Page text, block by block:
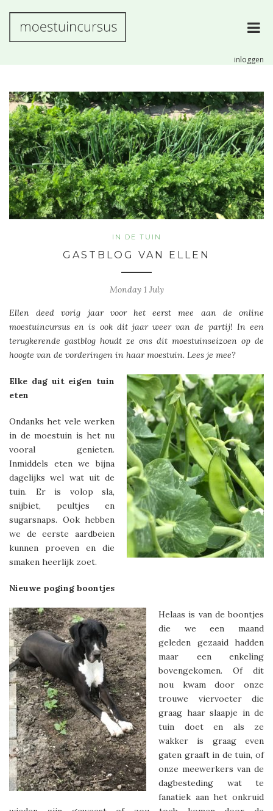
ÉÉN
SEIZOEN
EEN
PRODUCTIEVE
MOESTUIN
AANLEGGEN!
inloggen
IN DE TUIN
GASTBLOG VAN ELLEN
Monday 1 July
Ellen deed vorig jaar voor het eerst mee aan de online
moestuincursus en is ook dit jaar weer van de partij! In een
terugkerende gastblog houdt ze ons dit moestuinseizoen op de
hoogte van de vorderingen in haar moestuin. Lees je mee?
Elke dag uit eigen tuin
eten
Ondanks het vele werken
in de moestuin is het nu
vooral genieten.
Inmiddels eten we bijna
dagelijks wel wat uit de
tuin. Er is volop sla,
snijbiet, peultjes en
sugarsnaps. Ook hebben
we de eerste aardbeien
kunnen proeven en die
smaken heerlijk zoet.
Nieuwe poging boontjes
Helaas is van de boontjes
die we een maand
geleden gezaaid hadden
maar een enkeling
bovengekomen. Of dit
nou kwam door onze
trouwe viervoeter die
graag haar slaapje in de
tuin doet en als ze
wakker is graag even
gaten graaft in de tuin, of
onze meewerkers van de
dagbesteding wat te
fanatiek aan het onkruid